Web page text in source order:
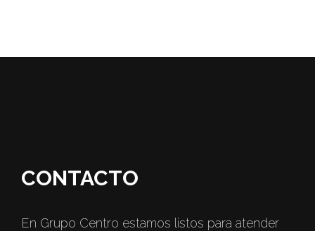
CONTACTO
En Grupo Centro estamos listos para atender